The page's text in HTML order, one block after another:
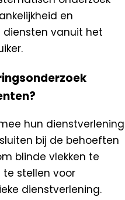
en
vanuit het
hun dienstverlening
bij de behoeften
blinde vlekken te
te stellen voor
dienstverlening.